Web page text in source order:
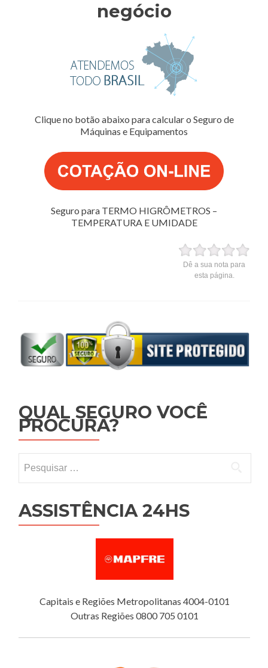
negócio
Clique no botão abaixo para calcular o Seguro de
Máquinas e Equipamentos
Seguro para TERMO HIGRÔMETROS –
TEMPERATURA E UMIDADE
Dê a sua nota para
esta página.
QUAL SEGURO VOCÊ
PROCURA?
ASSISTÊNCIA 24HS
Capitais e Regiões Metropolitanas 4004-0101
Outras Regiões 0800 705 0101